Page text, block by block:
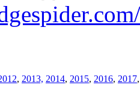
, 2013, 2014, 2015, 2016, 2017